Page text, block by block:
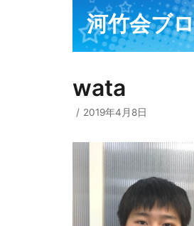
河竹会ブ
wata
2019年4月8日